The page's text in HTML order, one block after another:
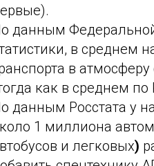
данным
в среднем
в
как в среднем
данным Росстата у
1 миллиона
и легковых)